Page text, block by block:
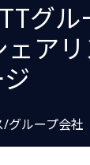
グル
ェア
/グループ会社